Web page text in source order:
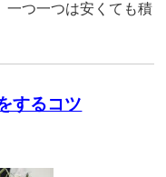
一つ一つは安くても積
するコツ